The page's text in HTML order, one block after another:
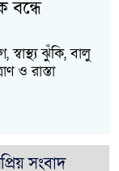
বন্ধে
ঝুঁকি, বালু
ও রাস্তা
সংবাদ